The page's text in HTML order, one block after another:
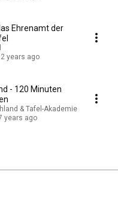
Ehrenamt der
years ago
- 120 Minuten
& Tafel-Akademie
years ago